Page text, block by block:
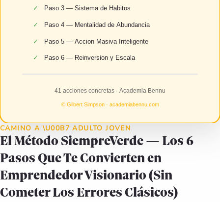
CAMINO A \U00B7 ADULTO JOVEN
El Método SiempreVerde — Los 6
Pasos Que Te Convierten en
Emprendedor Visionario (Sin
Cometer Los Errores Clásicos)